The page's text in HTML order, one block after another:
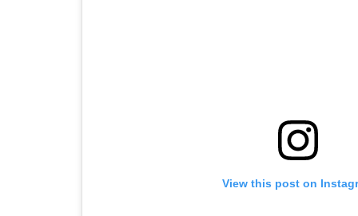
View this post on